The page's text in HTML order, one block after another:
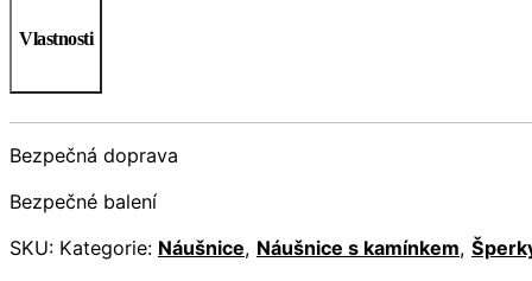
Vlastnosti
Bezpečná doprava
Bezpečné balení
SKU: Kategorie: Náušnice, Náušnice s kamínkem,